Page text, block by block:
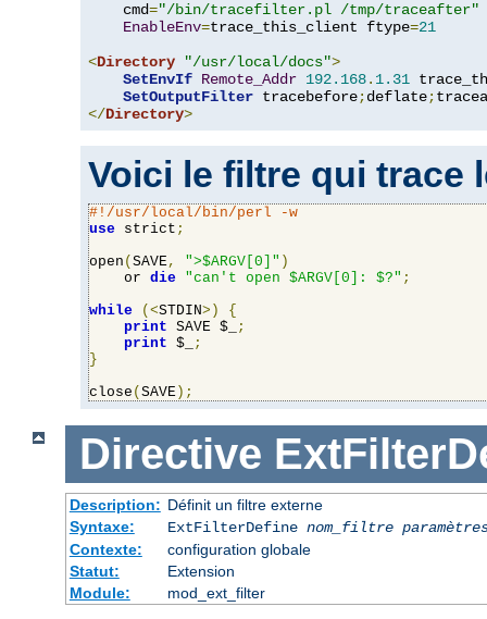
    cmd
="/bin/tracefilter.pl /tmp/traceafter"
EnableEnv=trace_this_client ftype=21
<Directory "/usr/local/docs">
SetEnvIf Remote_Addr 192.168. 1.31
SetOutputFilter tracebefore;deflate;
</Directory>
Voici le filtre qui trace
#!/usr/local/bin/perl -w
use strict ;
open ( SAVE, ">$ARGV[0]" )
    or
die "can't open $ARGV[0]: $?" ;
while
(<STDIN>)
{
print SAVE $_
;
print $_
;
}
close ( SAVE );
Directive
Description: Définit un filtre externe
Syntaxe:
ExtFilterDefine nom_filtre
Contexte:
configuration globale
Statut:
Extension
Module:
mod_ext_filter